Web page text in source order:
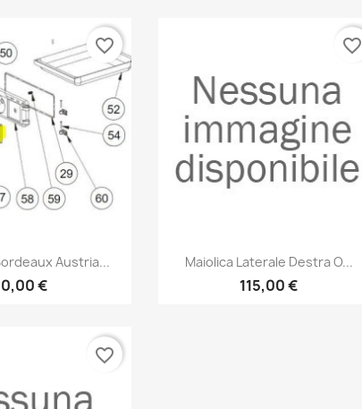
Austria...
€
favorite_border
 Anteprima
Maiolica Laterale Destra O...
115,00 €
favorite_border
favorite_border